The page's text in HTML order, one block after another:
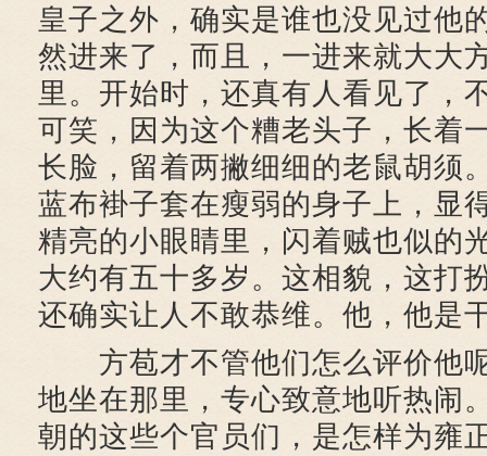
皇子之外，确实是谁也没见过他
然进来了，而且，一进来就大大
里。开始时，还真有人看见了，
可笑，因为这个糟老头子，长着
长脸，留着两撇细细的老鼠胡须
蓝布褂子套在瘦弱的身子上，显
精亮的小眼睛里，闪着贼也似的
大约有五十多岁。这相貌，这打
还确实让人不敢恭维。他，他是
方苞才不管他们怎么评价他
地坐在那里，专心致意地听热闹
朝的这些个官员们，是怎样为雍